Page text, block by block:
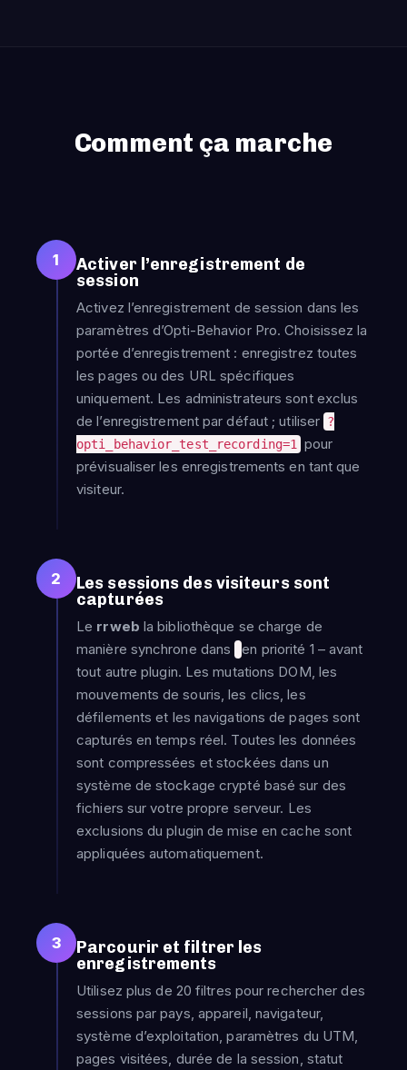
Comment ça marche
1
Activer l’enregistrement de
session
Activez l’enregistrement de session dans les
paramètres d’Opti-Behavior Pro. Choisissez la
portée d’enregistrement : enregistrez toutes
les pages ou des URL spécifiques
uniquement. Les administrateurs sont exclus
de l’enregistrement par défaut ; utiliser ?
opti_behavior_test_recording=1
pour
prévisualiser les enregistrements en tant que
visiteur.
2
Les sessions des visiteurs sont
capturées
Le rrweb la bibliothèque se charge de
manière synchrone dans en priorité 1 – avant
tout autre plugin. Les mutations DOM, les
mouvements de souris, les clics, les
défilements et les navigations de pages sont
capturés en temps réel. Toutes les données
sont compressées et stockées dans un
système de stockage crypté basé sur des
fichiers sur votre propre serveur. Les
exclusions du plugin de mise en cache sont
appliquées automatiquement.
3
Parcourir et filtrer les
enregistrements
Utilisez plus de 20 filtres pour rechercher des
sessions par pays, appareil, navigateur,
système d’exploitation, paramètres du UTM,
pages visitées, durée de la session, statut